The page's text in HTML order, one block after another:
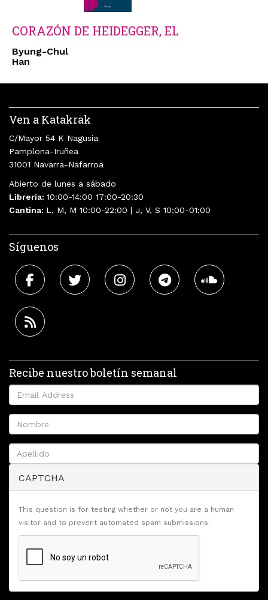
CORAZÓN DE HEIDEGGER, EL
Byung-Chul
Han
Ven a Katakrak
C/Mayor 54 K Nagusia
Pamplona-Iruñea
31001 Navarra-Nafarroa
Abierto de lunes a sábado
Librería: 10:00-14:00 17:00-20:30
Cantina: L, M, M 10:00-22:00 | J, V, S 10:00-01:00
Síguenos
Recibe nuestro boletín semanal
CAPTCHA
This question is for testing whether or not you are a human
visitor and to prevent automated spam submissions.